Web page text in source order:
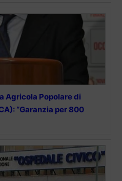
Agricola Popolare di
“Garanzia per 800